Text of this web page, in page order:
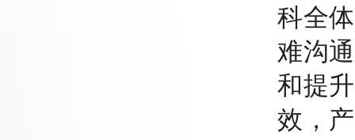
科全
难沟
和提
效，